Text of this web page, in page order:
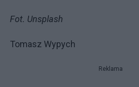
Fot. Unsplash
Tomasz Wypych
Reklama